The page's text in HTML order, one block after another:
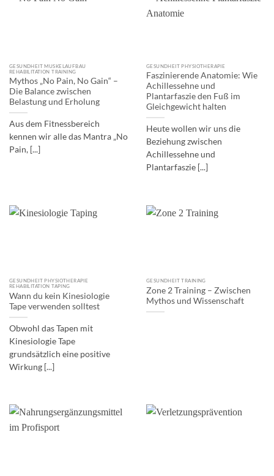
GESUNDHEIT MUSKELAUFBAU
REHABILITATION TRAINING
Mythos „No Pain, No Gain“ –
Die Balance zwischen
Belastung und Erholung
Aus dem Fitnessbereich
kennen wir alle das Mantra „No
Pain, [...]
GESUNDHEIT PHYSIOTHERAPIE
Faszinierende Anatomie: Wie
Achillessehne und
Plantarfaszie den Fuß im
Gleichgewicht halten
Heute wollen wir uns die
Beziehung zwischen
Achillessehne und
Plantarfaszie [...]
GESUNDHEIT PHYSIOTHERAPIE
REHABILITATION TAPING
Wann du kein Kinesiologie
Tape verwenden solltest
Obwohl das Tapen mit
Kinesiologie Tape
grundsätzlich eine positive
Wirkung [...]
GESUNDHEIT TRAINING
Zone 2 Training – Zwischen
Mythos und Wissenschaft